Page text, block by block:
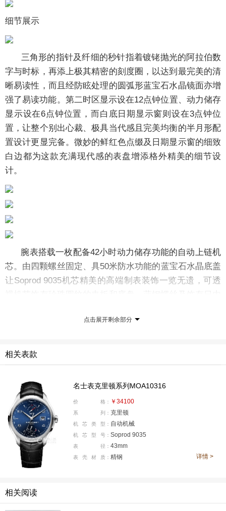
细节展示
三角形的指针及纤细的秒针指着镀铑抛光的阿拉伯数
字与时标，再添上极其精密的刻度圈，以达到最完美的清
晰易读性，而且经防眩处理的圆弧形蓝宝石水晶镜面亦增
强了易读功能。第二时区显示设在12点钟位置、动力储存
显示设在6点钟位置，而白底日期显示窗则设在3点钟位
置，让整个别出心裁、极具当代感且完美均衡的半月形配
置设计更显完备。微妙的鲜红色点缀及日期显示窗的细致
白边都为这款充满现代感的表盘增添格外精美的细节设
计。
腕表搭载一枚配备42小时动力储存功能的自动上链机
芯。由四颗螺丝固定、具50米防水功能的蓝宝石水晶底盖
让Soprod 9035机芯精美的高端制表装饰一览无遗，可透
内瓦国际高级钟表沙龙最新的前沿资讯，接下来将为大家
更多详情请点击 腕表之家日内瓦表展直播专题：
p://geneva.xbiao.com/
点击展开剩余部分
相关表款
名士表克里顿系列MOA10316
价 格： ￥34100
系 列： 克里顿
机 芯 类 型： 自动机械
机 芯 型 号： Soprod 9035
表 径： 43mm
表 壳 材 质： 精钢 详情 >
相关阅读